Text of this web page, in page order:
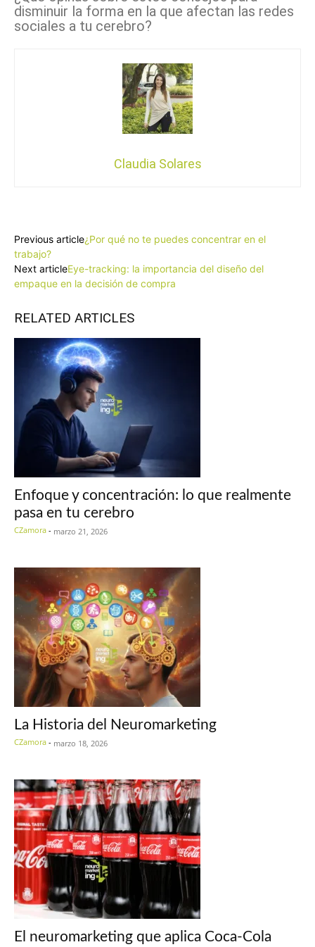
disminuir la forma en la que afectan las redes
sociales a tu cerebro?
Claudia Solares
Previous article¿Por qué no te puedes concentrar en el
trabajo?
Next articleEye-tracking: la importancia del diseño del
empaque en la decisión de compra
RELATED ARTICLES
Enfoque y concentración: lo que realmente
pasa en tu cerebro
CZamora - marzo 21, 2026
La Historia del Neuromarketing
CZamora - marzo 18, 2026
El neuromarketing que aplica Coca-Cola